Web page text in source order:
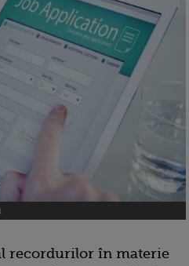
recordurilor în materie